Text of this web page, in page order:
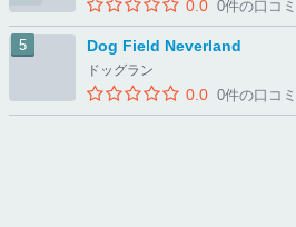
0.0 0件の口コミ
Dog Field Neverland
ドッグラン
0.0 0件の口コミ